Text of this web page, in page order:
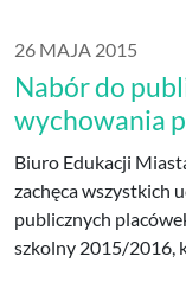
26 MAJA 2015
Nabór do
wychowania
Biuro Edukacji
zachęca wszystkich
publicznych
szkolny 2015/2016,